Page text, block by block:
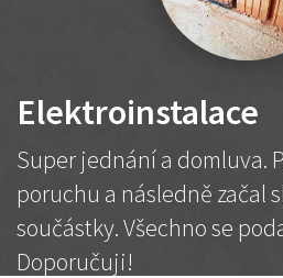
Elektroinstalace
Super jednání a domluva.
poruchu a následně začal
součástky. Všechno se
Doporučuji!